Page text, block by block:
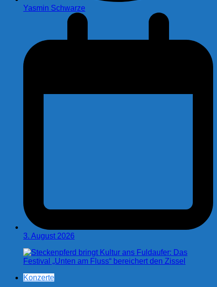
Yasmin Schwarze
3. August 2026
Konzerte